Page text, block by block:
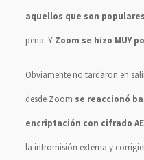
aquellos que son populares
pena. Y Zoom se hizo MUY
Obviamente no tardaron en
desde Zoom se reaccionó
encriptación con cifrado
la intromisión externa y